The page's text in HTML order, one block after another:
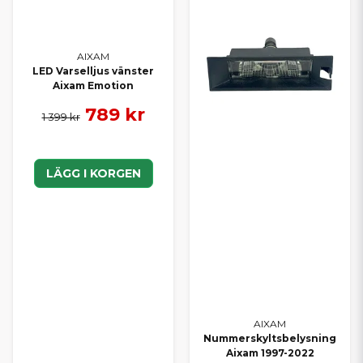
AIXAM
LED Varselljus vänster
Aixam Emotion
1 399 kr 789 kr
LÄGG I KORGEN
AIXAM
Nummerskyltsbelysning
Aixam 1997-2022